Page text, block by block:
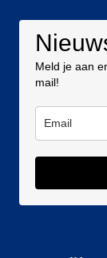
Meld je aan
mail!